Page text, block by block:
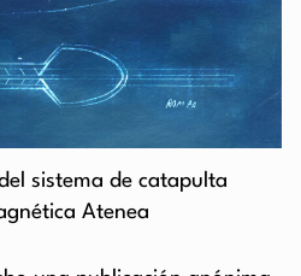
sistema de catapulta
Atenea